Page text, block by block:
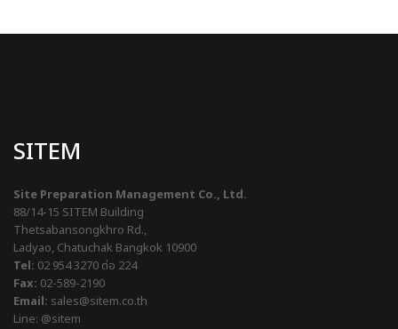
SITEM
Site Preparation Management Co., Ltd.
88/14-15 SITEM Building
Thetsabansongkhro Rd.,
Ladyao, Chatuchak Bangkok 10900
Tel: 02 954 3270 ต่อ 224
Fax: 02-589-2190
Email: sales@sitem.co.th
Line: @sitem